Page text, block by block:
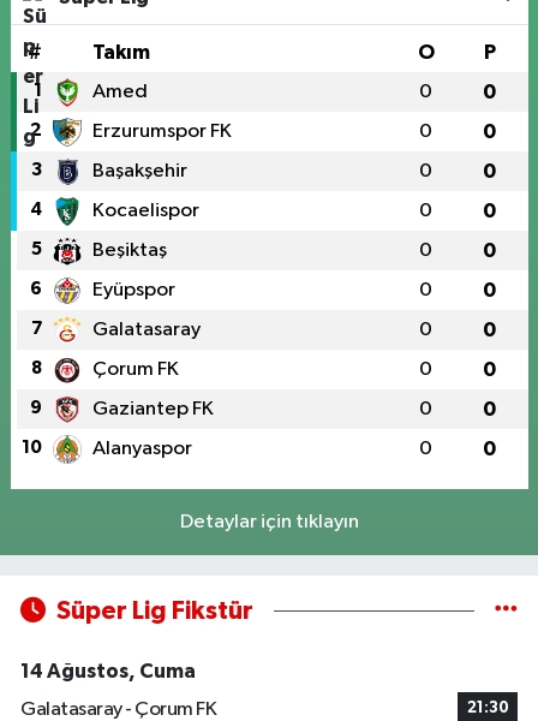
# Takım O P
1 Amed 0 0
2 Erzurumspor FK 0 0
3 Başakşehir 0 0
4 Kocaelispor 0 0
5 Beşiktaş 0 0
6 Eyüpspor 0 0
7 Galatasaray 0 0
8 Çorum FK 0 0
9 Gaziantep FK 0 0
10 Alanyaspor 0 0
Detaylar için tıklayın
Süper Lig Fikstür
14 Ağustos, Cuma
Galatasaray - Çorum FK
21:30